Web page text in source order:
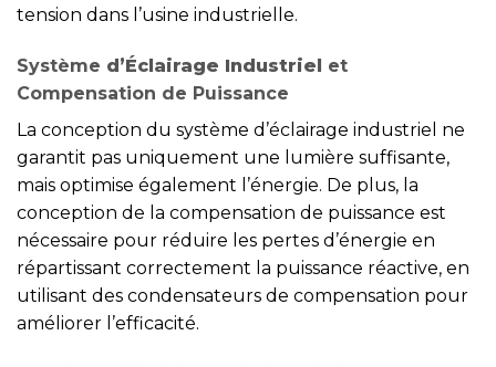
tension dans l’usine industrielle.
Système d’Éclairage Industriel et
Compensation de Puissance
La conception du système d’éclairage industriel ne
garantit pas uniquement une lumière suffisante,
mais optimise également l’énergie. De plus, la
conception de la compensation de puissance est
nécessaire pour réduire les pertes d’énergie en
répartissant correctement la puissance réactive, en
utilisant des condensateurs de compensation pour
améliorer l’efficacité.